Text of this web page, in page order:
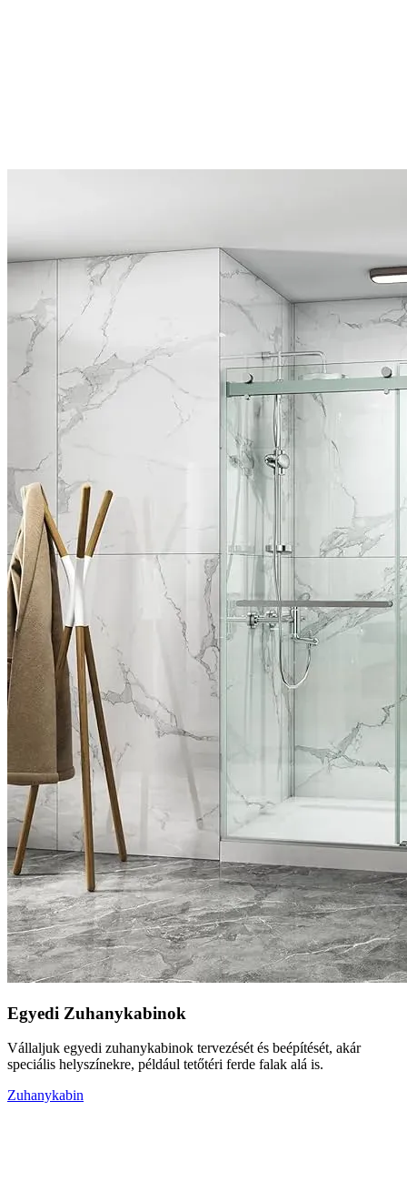
Egyedi Zuhanykabinok
Vállaljuk egyedi zuhanykabinok tervezését és beépítését, akár
speciális helyszínekre, például tetőtéri ferde falak alá is.
Zuhanykabin